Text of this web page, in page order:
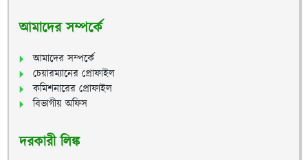
আমাদের সম্পর্কে
আমাদের সম্পর্কে
চেয়ারম্যানের প্রোফাইল
কমিশনারের প্রোফাইল
বিভাগীয় অফিস
দরকারী লিঙ্ক